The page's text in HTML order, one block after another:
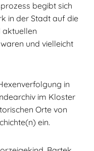
begibt sich
in der Stadt auf die
aktuellen
und vielleicht
in
im Kloster
Orte von
ein.